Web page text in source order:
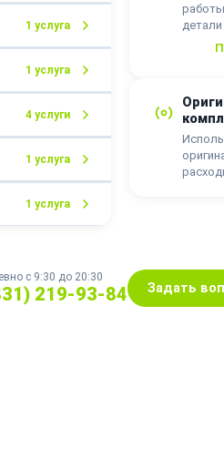
1 услуга
1 услуга
4 услуги
1 услуга
1 услуга
детали
с 9:30 до 20:30
219-93-84 Задать